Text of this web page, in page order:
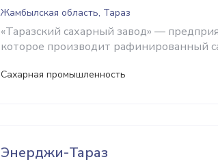
Жамбылская область, Тараз
«Таразский сахарный завод» —
которое производит рафинированный
Сахарная промышленность
Энерджи-Тараз